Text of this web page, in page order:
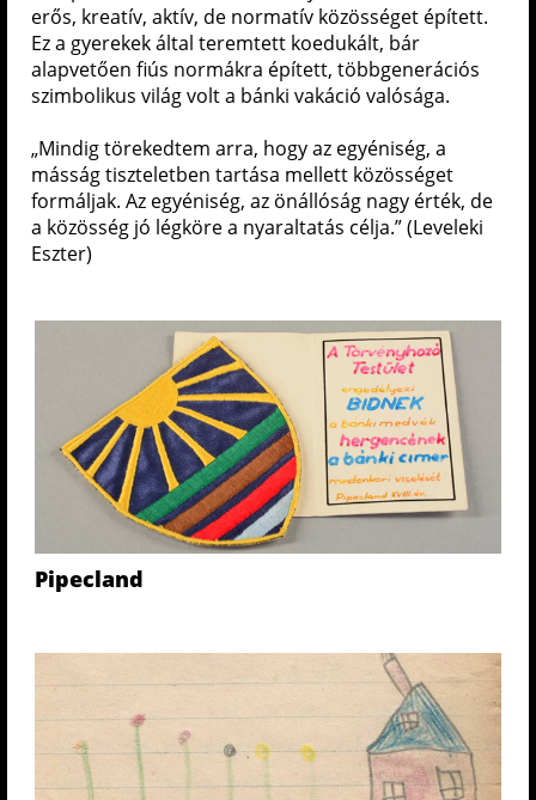
erős, kreatív, aktív, de normatív közösséget épített.
Ez a gyerekek által teremtett koedukált, bár
alapvetően fiús normákra épített, többgenerációs
szimbolikus világ volt a bánki vakáció valósága.
„Mindig törekedtem arra, hogy az egyéniség, a
másság tiszteletben tartása mellett közösséget
formáljak. Az egyéniség, az önállóság nagy érték, de
a közösség jó légköre a nyaraltatás célja.” (Leveleki
Eszter)
Pipecland